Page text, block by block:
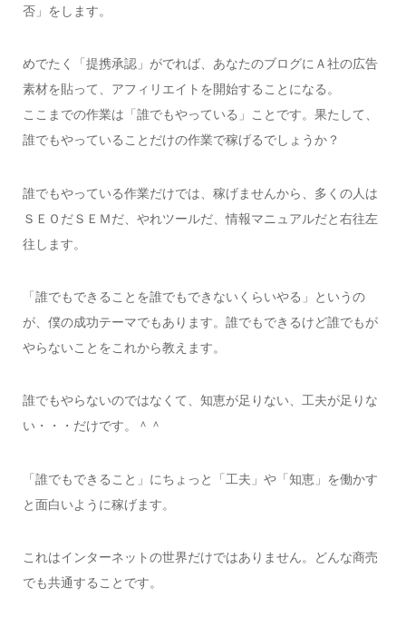
否」をします。
めでたく「提携承認」がでれば、あなたのブログにＡ社の広告
素材を貼って、アフィリエイトを開始することになる。
ここまでの作業は「誰でもやっている」ことです。果たして、
誰でもやっていることだけの作業で稼げるでしょうか？
誰でもやっている作業だけでは、稼げませんから、多くの人は
ＳＥＯだＳＥＭだ、やれツールだ、情報マニュアルだと右往左
往します。
「誰でもできることを誰でもできないくらいやる」というの
が、僕の成功テーマでもあります。誰でもできるけど誰でもが
やらないことをこれから教えます。
誰でもやらないのではなくて、知恵が足りない、工夫が足りな
い・・・だけです。＾＾
「誰でもできること」にちょっと「工夫」や「知恵」を働かす
と面白いように稼げます。
これはインターネットの世界だけではありません。どんな商売
でも共通することです。